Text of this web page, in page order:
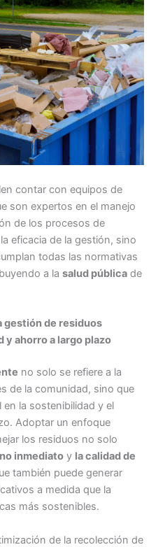
contar con equipos de
son expertos en el manejo
de los procesos de
eficacia de la gestión, sino
todas las normativas
a la salud pública de
gestión de residuos
ahorro a largo plazo
no solo se refiere a la
de la comunidad, sino que
en la sostenibilidad y el
Adoptar un enfoque
los residuos no solo
inmediato y la calidad de
también puede generar
a medida que la
más sostenibles.
de la recolección de